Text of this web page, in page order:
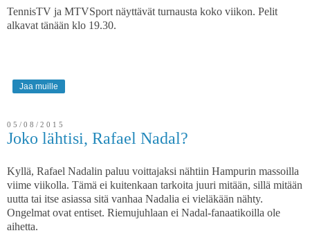
TennisTV ja MTVSport näyttävät turnausta koko viikon. Pelit
alkavat tänään klo 19.30.
Jaa muille
05/08/2015
Joko lähtisi, Rafael Nadal?
Kyllä, Rafael Nadalin paluu voittajaksi nähtiin Hampurin massoilla
viime viikolla. Tämä ei kuitenkaan tarkoita juuri mitään, sillä mitään
uutta tai itse asiassa sitä vanhaa Nadalia ei vieläkään nähty.
Ongelmat ovat entiset. Riemujuhlaan ei Nadal-fanaatikoilla ole
aihetta.